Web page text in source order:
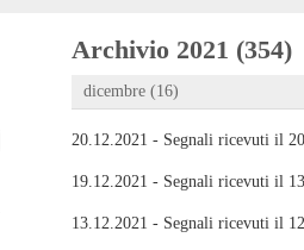
Archivio 2021 (354)
dicembre (16)
20.12.2021 - Segnali ricevuti il
19.12.2021 - Segnali ricevuti il
13.12.2021 - Segnali ricevuti il